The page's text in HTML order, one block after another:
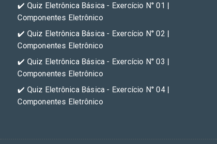
✔️ Quiz Eletrônica Básica - Exercício N° 01 |
Componentes Eletrônico
✔️ Quiz Eletrônica Básica - Exercício N° 02 |
Componentes Eletrônico
✔️ Quiz Eletrônica Básica - Exercício N° 03 |
Componentes Eletrônico
✔️ Quiz Eletrônica Básica - Exercício N° 04 |
Componentes Eletrônico